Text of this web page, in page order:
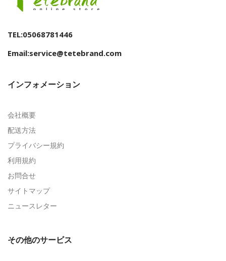
TEL:05068781446
Email:service@tetebrand.com
インフォメーション
会社概要
配送方法
プライバシー規約
利用規約
お問合せ
サイトマップ
ニュースレター
その他のサービス